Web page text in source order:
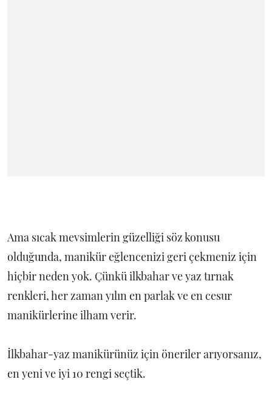
Ama sıcak mevsimlerin güzelliği söz konusu
olduğunda, manikür eğlencenizi geri çekmeniz için
hiçbir neden yok. Çünkü ilkbahar ve yaz tırnak
renkleri, her zaman yılın en parlak ve en cesur
manikürlerine ilham verir.
İlkbahar-yaz manikürünüz için öneriler arıyorsanız,
en yeni ve iyi 10 rengi seçtik.